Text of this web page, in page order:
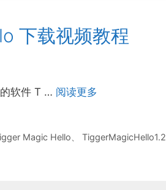
下载视频教程
软件 T … 阅读更多
Magic Hello TiggerMagicHello1.2